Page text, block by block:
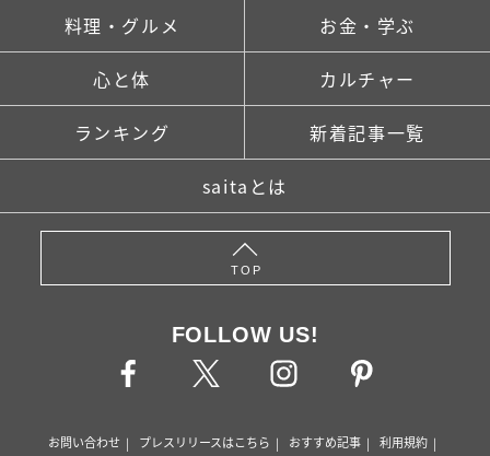
料理・グルメ お金・学ぶ
心と体 カルチャー
ランキング 新着記事一覧
saitaとは
TOP
FOLLOW US!
お問い合わせ プレスリリースはこちら おすすめ記事 利用規約